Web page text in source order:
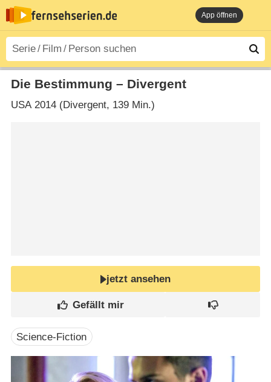
App öffnen
Die Bestimmung – Divergent
USA2014 (Divergent‎, 139 Min.)
jetzt ansehen
Science-Fiction